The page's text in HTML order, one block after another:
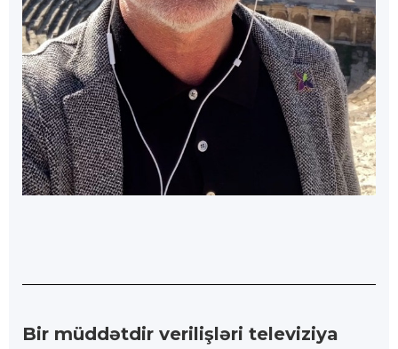
Bir müddətdir verilişləri televiziya